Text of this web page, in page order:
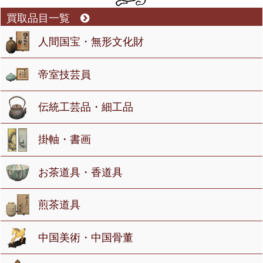
買取品目一覧
人間国宝・無形文化財
帝室技芸員
伝統工芸品・細工品
掛軸・書画
お茶道具・香道具
煎茶道具
中国美術・中国骨董